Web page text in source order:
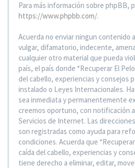
Para más información sobre phpBB,
https://www.phpbb.com/.
Acuerda no enviar ningun contenido
vulgar, difamatorio, indecente,
cualquier otro material que pueda
país, el país donde “Recuperar El
del cabello, experiencias y consejos
instalado o Leyes Internacionales.
sea inmediata y permanentemente
creemos oportuno, con notificación
Servicios de Internet. Las
son registradas como ayuda para
condiciones. Acuerda que
caída del cabello, experiencias y
tiene derecho a eliminar, editar,